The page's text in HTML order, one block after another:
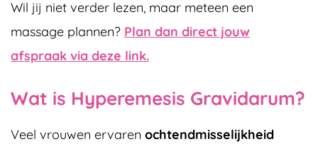
Wil jij niet verder lezen, maar meteen een
massage plannen? Plan dan direct jouw
afspraak via deze link.
Wat is Hyperemesis Gravidarum?
Veel vrouwen ervaren ochtendmisselijkheid